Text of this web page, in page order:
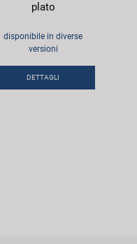
plato
disponibile in diverse
versioni
DETTAGLI